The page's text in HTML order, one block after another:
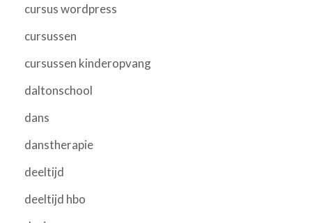
cursus wordpress
cursussen
cursussen kinderopvang
daltonschool
dans
danstherapie
deeltijd
deeltijd hbo